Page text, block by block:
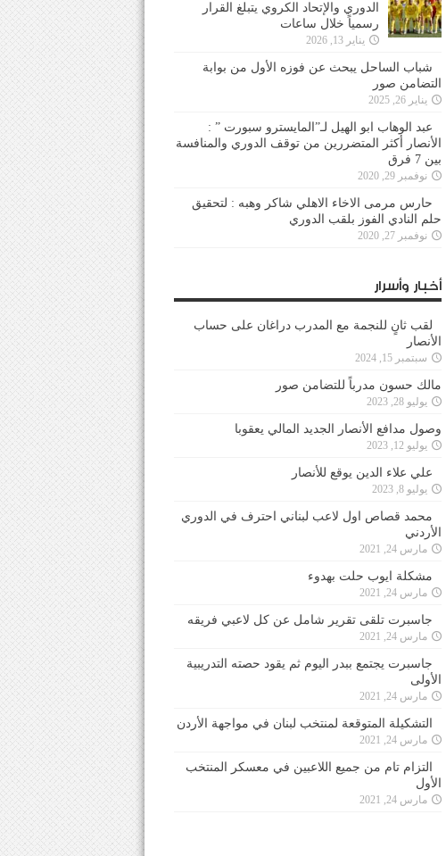
الدوري والإتحاد الكروي يتبلغ القرار
رسمياً خلال ساعات
يناير 13, 2026
شباب الساحل يبحث عن فوزه الأول من بوابة
التضامن صور
يناير 26, 2025
عبد الوهاب ابو الهيل لـ”المايسترو سبورت ” :
الأنصار أكثر المتضررين من توقف الدوري والمنافسة
بين 7 فرق
نوفمبر 29, 2020
حارس مرمى الاخاء الاهلي شاكر وهبه : لتحقيق
حلم النادي الفوز بلقب الدوري
نوفمبر 27, 2020
أخبار وأسرار
لقب ثانٍ للنجمة مع المدرب دراغان على حساب
الأنصار
سبتمبر 15, 2024
مالك حسون مدرباً للتضامن صور
يوليو 28, 2023
وصول مدافع الأنصار الجديد المالي يعقوبا
يوليو 12, 2023
علي علاء الدين يوقع للأنصار
يوليو 8, 2023
محمد قصاص اول لاعب لبناني احترف في الدوري
الأردني
مارس 24, 2021
مشكلة ايوب حلت بهدوء
مارس 24, 2021
جاسبرت تلقى تقرير شامل عن كل لاعبي فريقه
مارس 24, 2021
جاسبرت يجتمع ببدر اليوم ثم يقود حصته التدريبية
الأولى
مارس 24, 2021
التشكيلة المتوقعة لمنتخب لبنان في مواجهة الأردن
مارس 24, 2021
التزام تام من جميع اللاعبين في معسكر المنتخب
الأول
مارس 24, 2021